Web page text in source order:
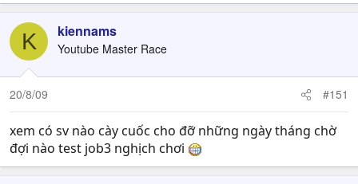
K kiennams
Youtube Master Race
20/8/09 #151
xem có sv nào cày cuốc cho đỡ những ngày tháng chờ
đợi nào test job3 nghịch chơi